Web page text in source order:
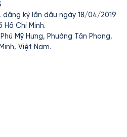
đăng ký lần đầu ngày 18/04/2019
Chí Minh.
Mỹ Hưng, Phường Tân Phong,
Việt Nam.